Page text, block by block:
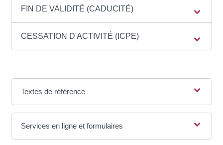
FIN DE VALIDITÉ (CADUCITÉ)
CESSATION D'ACTIVITÉ (ICPE)
Textes de référence
Services en ligne et formulaires